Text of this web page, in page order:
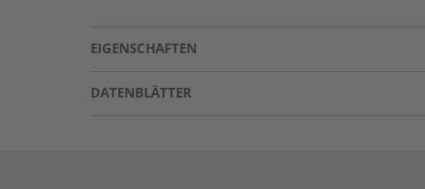
EIGENSCHAFTEN
DATENBLÄTTER